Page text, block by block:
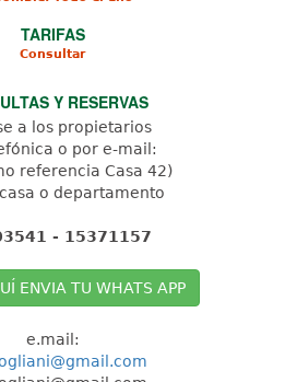
TARIFAS
Consultar
Y RESERVAS
a los propietarios
o por e-mail:
referencia Casa 42)
o departamento
- 15371157
ENVIA TU WHATS APP
e.mail: